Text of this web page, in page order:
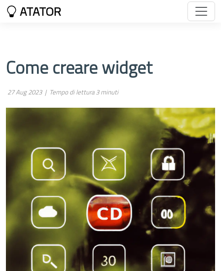
ATATOR
Come creare widget
27 Aug 2023 | Tempo di lettura 3 minuti